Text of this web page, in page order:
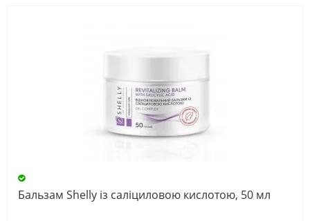
Бальзам Shelly із саліциловою кислотою, 50 мл